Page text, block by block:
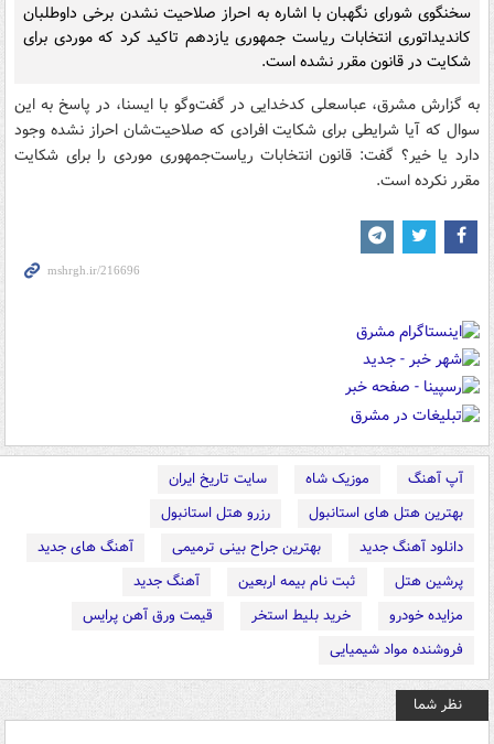
سخنگوی شورای نگهبان با اشاره به احراز صلاحیت نشدن برخی داوطلبان
کاندیداتوری انتخابات ریاست جمهوری یازدهم تاکید کرد که موردی برای
شکایت در قانون مقرر نشده است.
به گزارش مشرق، عباسعلی کدخدایی در گفت‌وگو با ایسنا، در پاسخ به این
سوال که آیا شرایطی برای شکایت افرادی که صلاحیت‌شان احراز نشده وجود
دارد یا خیر؟ گفت: قانون انتخابات ریاست‌جمهوری موردی را برای شکایت
مقرر نکرده است.
آپ آهنگ موزیک شاه
سایت تاریخ ایران
بهترین هتل های استانبول
رزرو هتل استانبول
دانلود آهنگ جدید
بهترین جراح بینی ترمیمی
آهنگ های جدید
پرشین هتل
ثبت نام بیمه اربعین
آهنگ جدید
مزایده خودرو
خرید بلیط استخر
قیمت ورق آهن پرایس
فروشنده مواد شیمیایی
نظر شما